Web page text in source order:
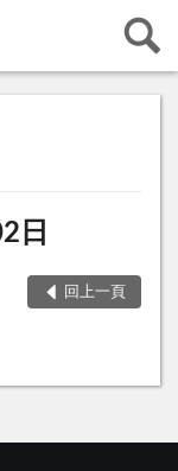
日
回上一頁